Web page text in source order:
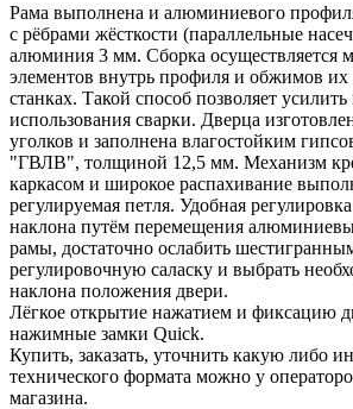
Рама выполнена и алюминиевого
с рёбрами жёсткости (параллельные
алюминия 3 мм. Сборка осуществляется
элементов внутрь профиля и обжимов
станках. Такой способ позволяет
использования сварки. Дверца
уголков и заполнена влагостойким
"ГВЛВ", толщиной 12,5 мм. Механизм
каркасом и широкое распахивание
регулируемая петля. Удобная
наклона путём перемещения
рамы, достаточно ослабить
регулировочную саласку и выбрать
наклона положения двери.
Лёгкое открытие нажатием и фиксацию
нажимные замки Quick.
Купить, заказать, уточнить какую либо
технического формата можно у
магазина.